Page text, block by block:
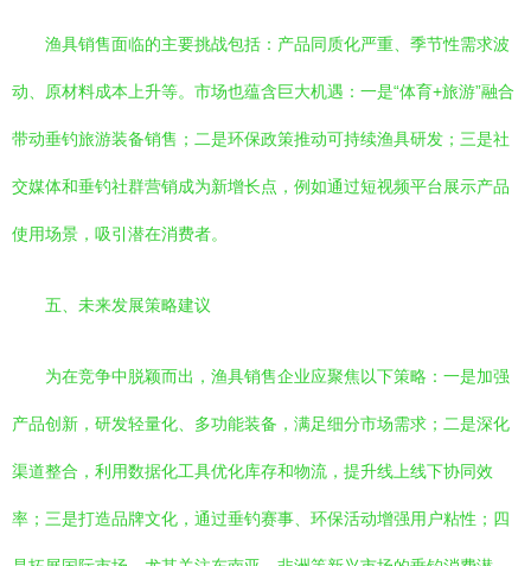
渔具销售面临的主要挑战包括：产品同质化严重、季节性需求波
动、原材料成本上升等。市场也蕴含巨大机遇：一是“体育+旅游”融合
带动垂钓旅游装备销售；二是环保政策推动可持续渔具研发；三是社
交媒体和垂钓社群营销成为新增长点，例如通过短视频平台展示产品
使用场景，吸引潜在消费者。
五、未来发展策略建议
为在竞争中脱颖而出，渔具销售企业应聚焦以下策略：一是加强
产品创新，研发轻量化、多功能装备，满足细分市场需求；二是深化
渠道整合，利用数据化工具优化库存和物流，提升线上线下协同效
率；三是打造品牌文化，通过垂钓赛事、环保活动增强用户粘性；四